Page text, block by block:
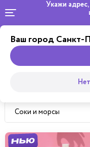
Укажи
Ваш город Санкт-
Dosta
кейтеринг
Комбо и
Все
Соки и морсы